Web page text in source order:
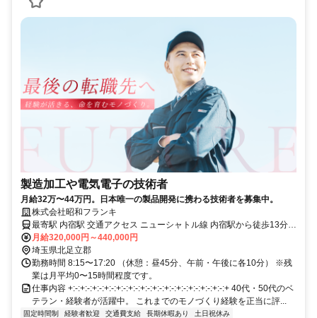
製造加工や電気電子の技術者
月給32万〜44万円。日本唯一の製品開発に携わる技術者を募集中。
株式会社昭和フランキ
最寄駅 内宿駅 交通アクセス ニューシャトル線 内宿駅から徒歩13分
車通勤も可能。
月給320,000円～440,000円
埼玉県北足立郡
勤務時間 8:15〜17:20 （休憩：昼45分、午前・午後に各10分） ※残
業は月平均0〜15時間程度です。
仕事内容 +:-:+:-:+:-:+:-:+:-:+:-:+:-:+:-:+:-:+:-:+:-:+:-:+:-:+ 40代・50代のベ
テラン・経験者が活躍中。 これまでのモノづくり経験を正当に評...
固定時間制 経験者歓迎 交通費支給 長期休暇あり 土日祝休み